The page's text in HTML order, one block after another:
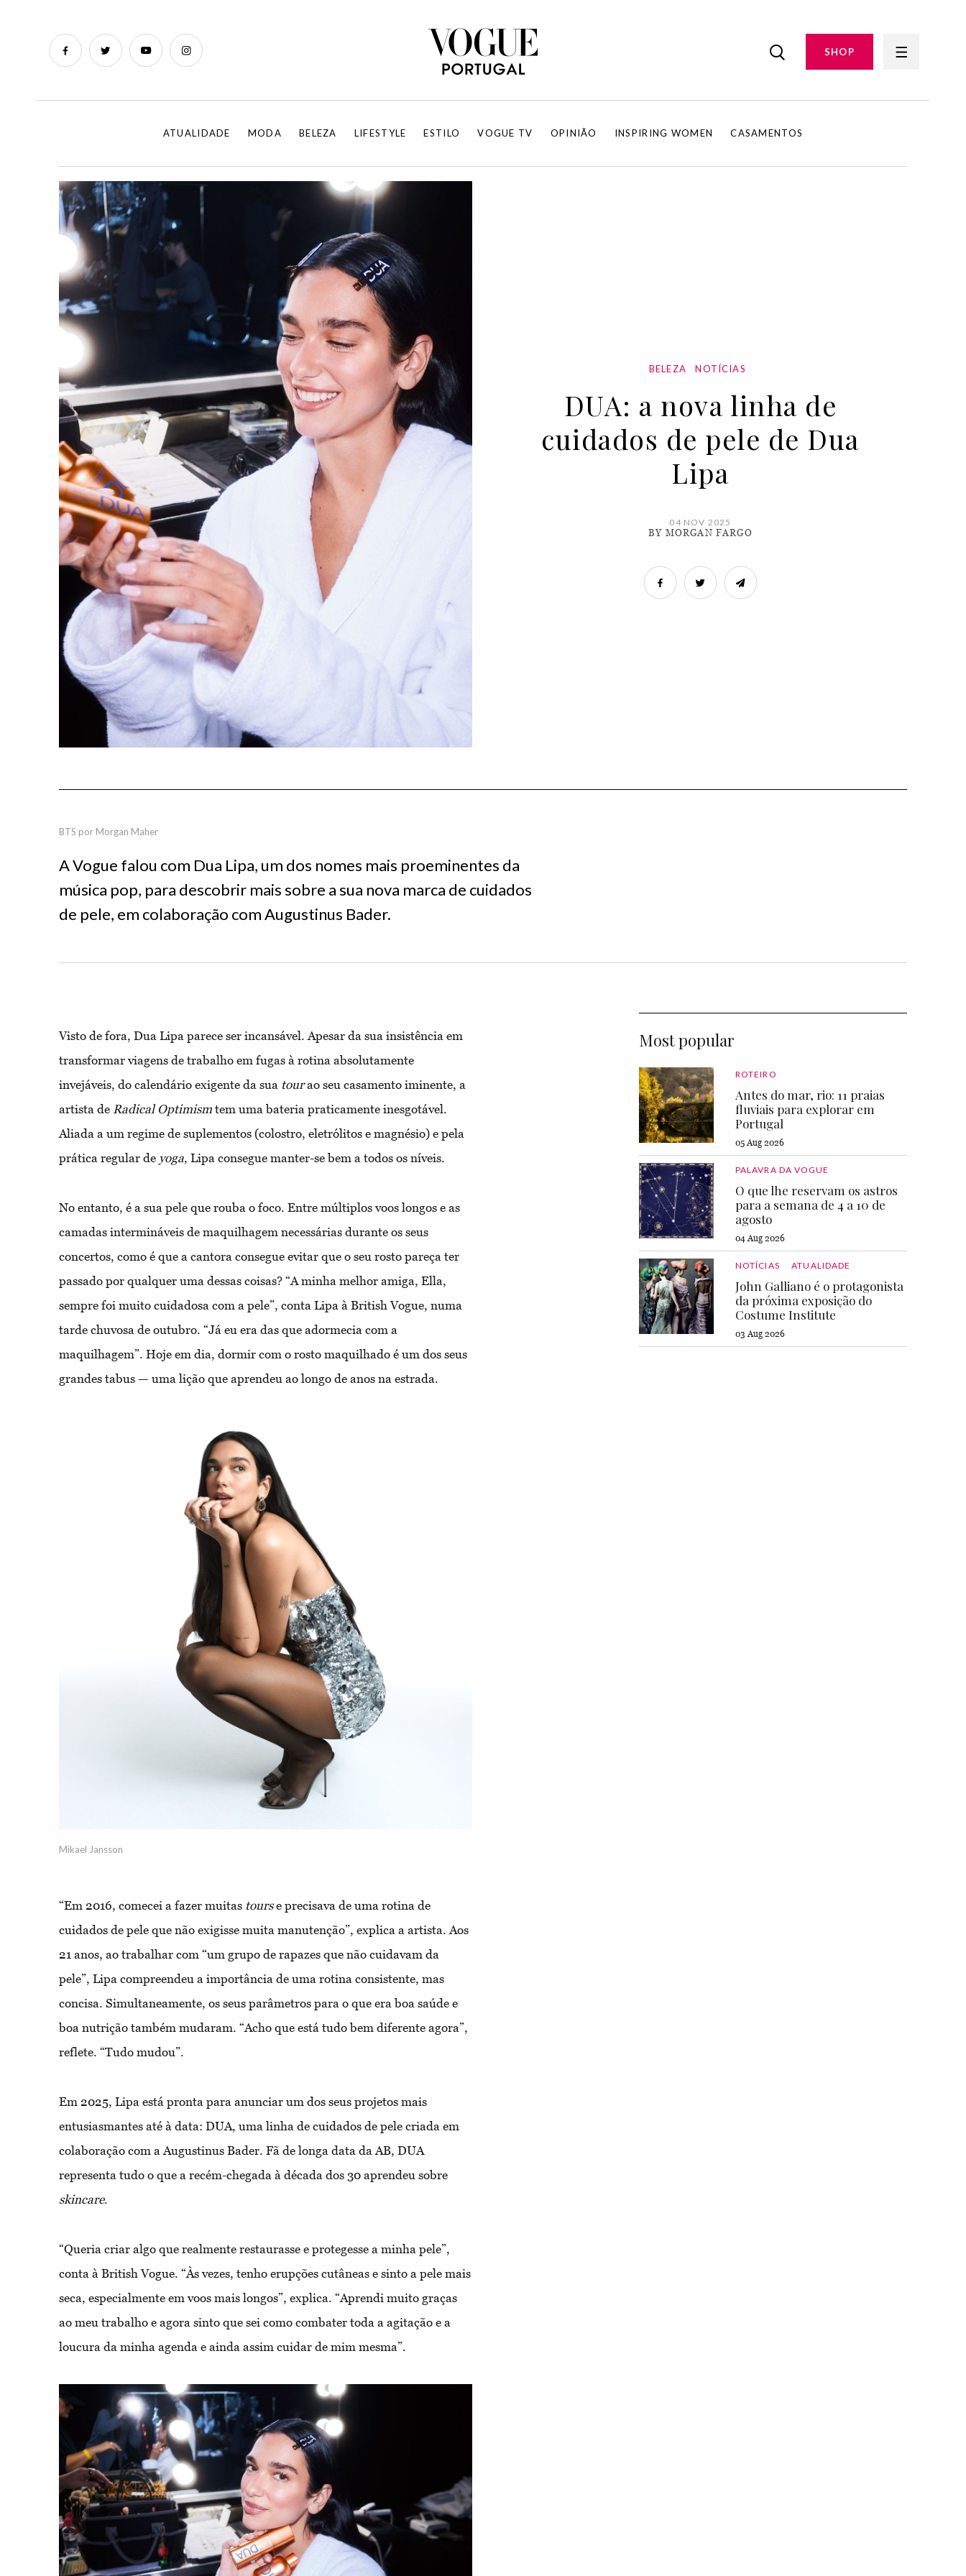
SHOP
ATUALIDADE MODA BELEZA LIFESTYLE ESTILO VOGUE TV OPINIÃO INSPIRING WOMEN CASAMENTOS
BELEZA NOTÍCIAS
DUA: a nova linha de
cuidados de pele de Dua
Lipa
04 NOV 2025
BY MORGAN FARGO
BTS por Morgan Maher
A Vogue falou com Dua Lipa, um dos nomes mais proeminentes da
música pop, para descobrir mais sobre a sua nova marca de cuidados
de pele, em colaboração com Augustinus Bader.
Visto de fora, Dua Lipa parece ser incansável. Apesar da sua insistência em
transformar viagens de trabalho em fugas à rotina absolutamente
invejáveis, do calendário exigente da sua tourao seu casamento iminente, a
artista de Radical Optimism tem uma bateria praticamente inesgotável.
Aliada a um regime de suplementos (colostro, eletrólitos e magnésio) e pela
prática regular de yoga, Lipa consegue manter-se bem a todos os níveis.
No entanto, é a sua pele que rouba o foco. Entre múltiplos voos longos e as
camadas intermináveis de maquilhagem necessárias durante os seus
concertos, como é que a cantora consegue evitar que o seu rosto pareça ter
passado por qualquer uma dessas coisas? “A minha melhor amiga, Ella,
sempre foi muito cuidadosa com a pele”, conta Lipa à British Vogue, numa
tarde chuvosa de outubro. “Já eu era das que adormecia com a
maquilhagem”. Hoje em dia, dormir com o rosto maquilhado é um dos seus
grandes tabus — uma lição que aprendeu ao longo de anos na estrada.
Mikael Jansson
“Em 2016, comecei a fazer muitas tourse precisava de uma rotina de
cuidados de pele que não exigisse muita manutenção”, explica a artista. Aos
21 anos, ao trabalhar com “um grupo de rapazes que não cuidavam da
pele”, Lipa compreendeu a importância de uma rotina consistente, mas
concisa. Simultaneamente, os seus parâmetros para o que era boa saúde e
boa nutrição também mudaram. “Acho que está tudo bem diferente agora”,
reflete. “Tudo mudou”.
Em 2025, Lipa está pronta para anunciar um dos seus projetos mais
entusiasmantes até à data: DUA, uma linha de cuidados de pele criada em
colaboração com a Augustinus Bader. Fã de longa data da AB, DUA
representa tudo o que a recém-chegada à década dos 30 aprendeu sobre
skincare.
“Queria criar algo que realmente restaurasse e protegesse a minha pele”,
conta à British Vogue. “Às vezes, tenho erupções cutâneas e sinto a pele mais
seca, especialmente em voos mais longos”, explica. “Aprendi muito graças
ao meu trabalho e agora sinto que sei como combater toda a agitação e a
loucura da minha agenda e ainda assim cuidar de mim mesma”.
Most popular
ROTEIRO
Antes do mar, rio: 11 praias
fluviais para explorar em
Portugal
05 Aug 2026
PALAVRA DA VOGUE
O que lhe reservam os astros
para a semana de 4 a 10 de
agosto
04 Aug 2026
NOTÍCIAS ATUALIDADE
John Galliano é o protagonista
da próxima exposição do
Costume Institute
03 Aug 2026